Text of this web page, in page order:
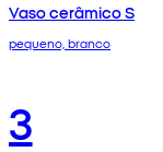
Vaso cerâmico S
pequeno, branco
3